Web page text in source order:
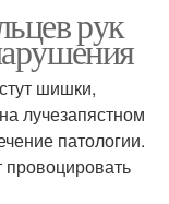
рук
шишки,
лучезапястном
патологии.
провоцировать